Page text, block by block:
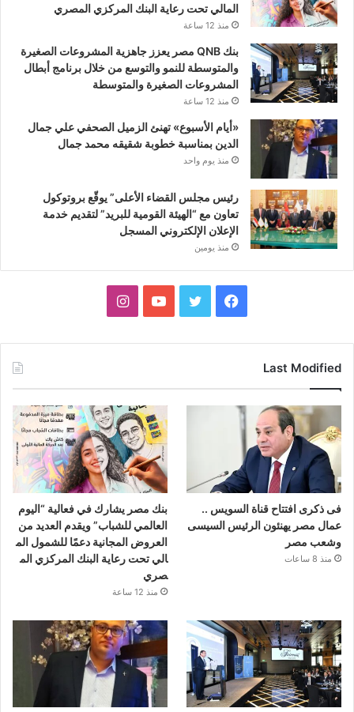
المالي تحت رعاية البنك المركزي المصري
منذ 12 ساعة
بنك QNB مصر يعزز جاهزية المشروعات الصغيرة
والمتوسطة للنمو والتوسع من خلال برنامج أبطال
المشروعات الصغيرة والمتوسطة
منذ 12 ساعة
«أيام الأسبوع» تهنئ الزميل الصحفي علي جمال
الدين بمناسبة خطوبة شقيقه محمد جمال
منذ يوم واحد
رئيس مجلس القضاء الأعلى” يوقّع بروتوكول
تعاون مع “الهيئة القومية للبريد” لتقديم خدمة
الإعلان الإلكتروني المسجل
منذ يومين
فيسبوك تويتر يوتيوبانستقرام
Last Modified
فى ذكرى افتتاح قناة السويس ..
عمال مصر يهنئون الرئيس السيسى
وشعب مصر
منذ 8 ساعات
بنك مصر يشارك في فعالية “اليوم
العالمي للشباب” ويقدم العديد من
العروض المجانية دعمًا للشمول الم
الي تحت رعاية البنك المركزي الم
صري
منذ 12 ساعة